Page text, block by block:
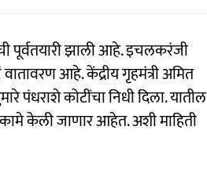
पूर्वतयारी झाली आहे. इचलकरंजी
आहे. केंद्रीय गृहमंत्री अमित
पंधराशे कोटींचा निधी दिला. यातील
केली जाणार आहेत. अशी माहिती